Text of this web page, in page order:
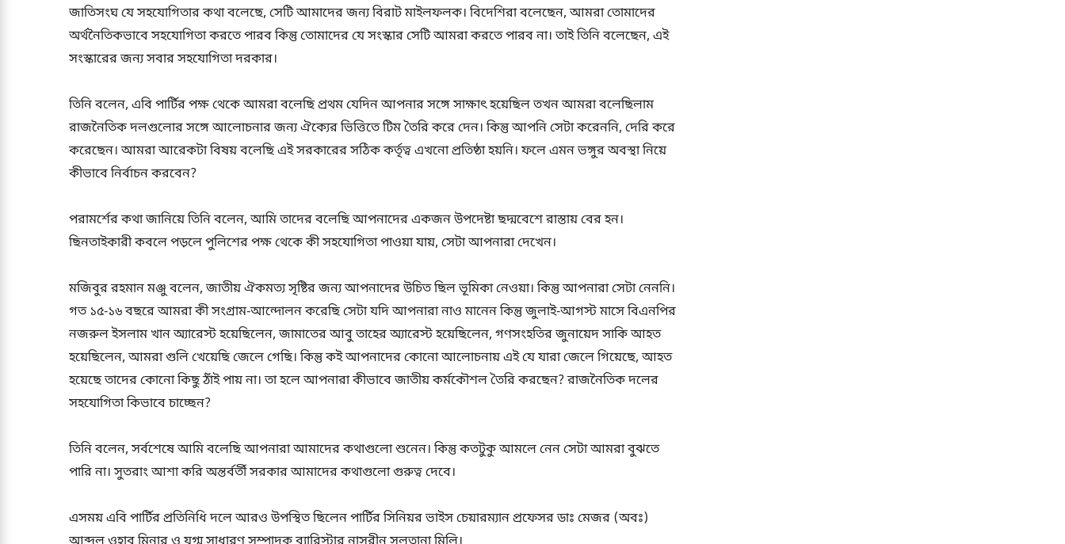
জাতিসংঘ যে সহযোগিতার কথা বলেছে, সেটি আমাদের জন্য বিরাট মাইলফলক। বিদেশিরা বলেছেন, আমরা তোমাদের
অর্থনৈতিকভাবে সহযোগিতা করতে পারব কিন্তু তোমাদের যে সংস্কার সেটি আমরা করতে পারব না। তাই তিনি বলেছেন, এই
সংস্কারের জন্য সবার সহযোগিতা দরকার।
তিনি বলেন, এবি পার্টির পক্ষ থেকে আমরা বলেছি প্রথম যেদিন আপনার সঙ্গে সাক্ষাৎ হয়েছিল তখন আমরা বলেছিলাম
রাজনৈতিক দলগুলোর সঙ্গে আলোচনার জন্য ঐক্যের ভিত্তিতে টিম তৈরি করে দেন। কিন্তু আপনি সেটা করেননি, দেরি করে
করেছেন। আমরা আরেকটা বিষয় বলেছি এই সরকারের সঠিক কর্তৃত্ব এখনো প্রতিষ্ঠা হয়নি। ফলে এমন ভঙ্গুর অবস্থা নিয়ে
কীভাবে নির্বাচন করবেন?
পরামর্শের কথা জানিয়ে তিনি বলেন, আমি তাদের বলেছি আপনাদের একজন উপদেষ্টা ছদ্মবেশে রাস্তায় বের হন।
ছিনতাইকারী কবলে পড়লে পুলিশের পক্ষ থেকে কী সহযোগিতা পাওয়া যায়, সেটা আপনারা দেখেন।
মজিবুর রহমান মঞ্জু বলেন, জাতীয় ঐকমত্য সৃষ্টির জন্য আপনাদের উচিত ছিল ভূমিকা নেওয়া। কিন্তু আপনারা সেটা নেননি।
গত ১৫-১৬ বছরে আমরা কী সংগ্রাম-আন্দোলন করেছি সেটা যদি আপনারা নাও মানেন কিন্তু জুলাই-আগস্ট মাসে বিএনপির
নজরুল ইসলাম খান অ্যারেস্ট হয়েছিলেন, জামাতের আবু তাহের অ্যারেস্ট হয়েছিলেন, গণসংহতির জুনায়েদ সাকি আহত
হয়েছিলেন, আমরা গুলি খেয়েছি জেলে গেছি। কিন্তু কই আপনাদের কোনো আলোচনায় এই যে যারা জেলে গিয়েছে, আহত
হয়েছে তাদের কোনো কিছু ঠাঁই পায় না। তা হলে আপনারা কীভাবে জাতীয় কর্মকৌশল তৈরি করছেন? রাজনৈতিক দলের
সহযোগিতা কিভাবে চাচ্ছেন?
তিনি বলেন, সর্বশেষে আমি বলেছি আপনারা আমাদের কথাগুলো শুনেন। কিন্তু কতটুকু আমলে নেন সেটা আমরা বুঝতে
পারি না। সুতরাং আশা করি অন্তর্বর্তী সরকার আমাদের কথাগুলো গুরুত্ব দেবে।
এসময় এবি পার্টির প্রতিনিধি দলে আরও উপস্থিত ছিলেন পার্টির সিনিয়র ভাইস চেয়ারম্যান প্রফেসর ডাঃ মেজর (অবঃ)